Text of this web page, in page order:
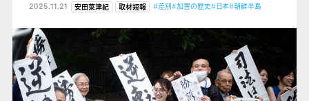
2025.11.21 安田菜津紀 取材短報 #差別#加害の歴史#日本#朝鮮半島